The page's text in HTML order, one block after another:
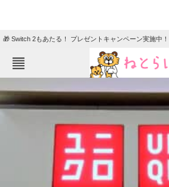
🎁 Switch 2もあたる！ プレゼントキャンペーン実施中！
TOP ニュース
クイズ
教育・育児